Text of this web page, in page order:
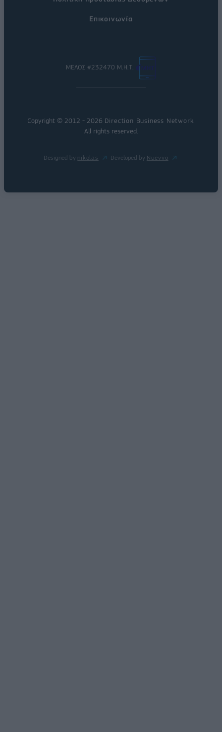
Επικοινωνία
ΜΕΛΟΣ #232470 Μ.Η.Τ.
Copyright © 2012 - 2026 Direction Business Network
All rights reserved.
Designed by nikolas Developed by Nuevvo